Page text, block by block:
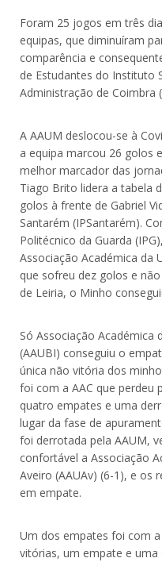
Foram 25 jogos em três
equipas, que diminuíram
comparência e
de Estudantes do Instituto
Administração de Coimbra
A AAUM deslocou-se à
a equipa marcou 26 golos
melhor marcador das
Tiago Brito lidera a tabela
golos à frente de Gabriel
Santarém (IPSantarém).
Politécnico da Guarda
Associação Académica da
que sofreu dez golos e
de Leiria, o Minho
Só Associação Académica
(AAUBI) conseguiu o
única não vitória dos
foi com a AAC que perdeu
quatro empates e uma
lugar da fase de
foi derrotada pela AAUM,
confortável a Associação
Aveiro (AAUAv) (6-1), e os
em empate.
Um dos empates foi com
vitórias, um empate e